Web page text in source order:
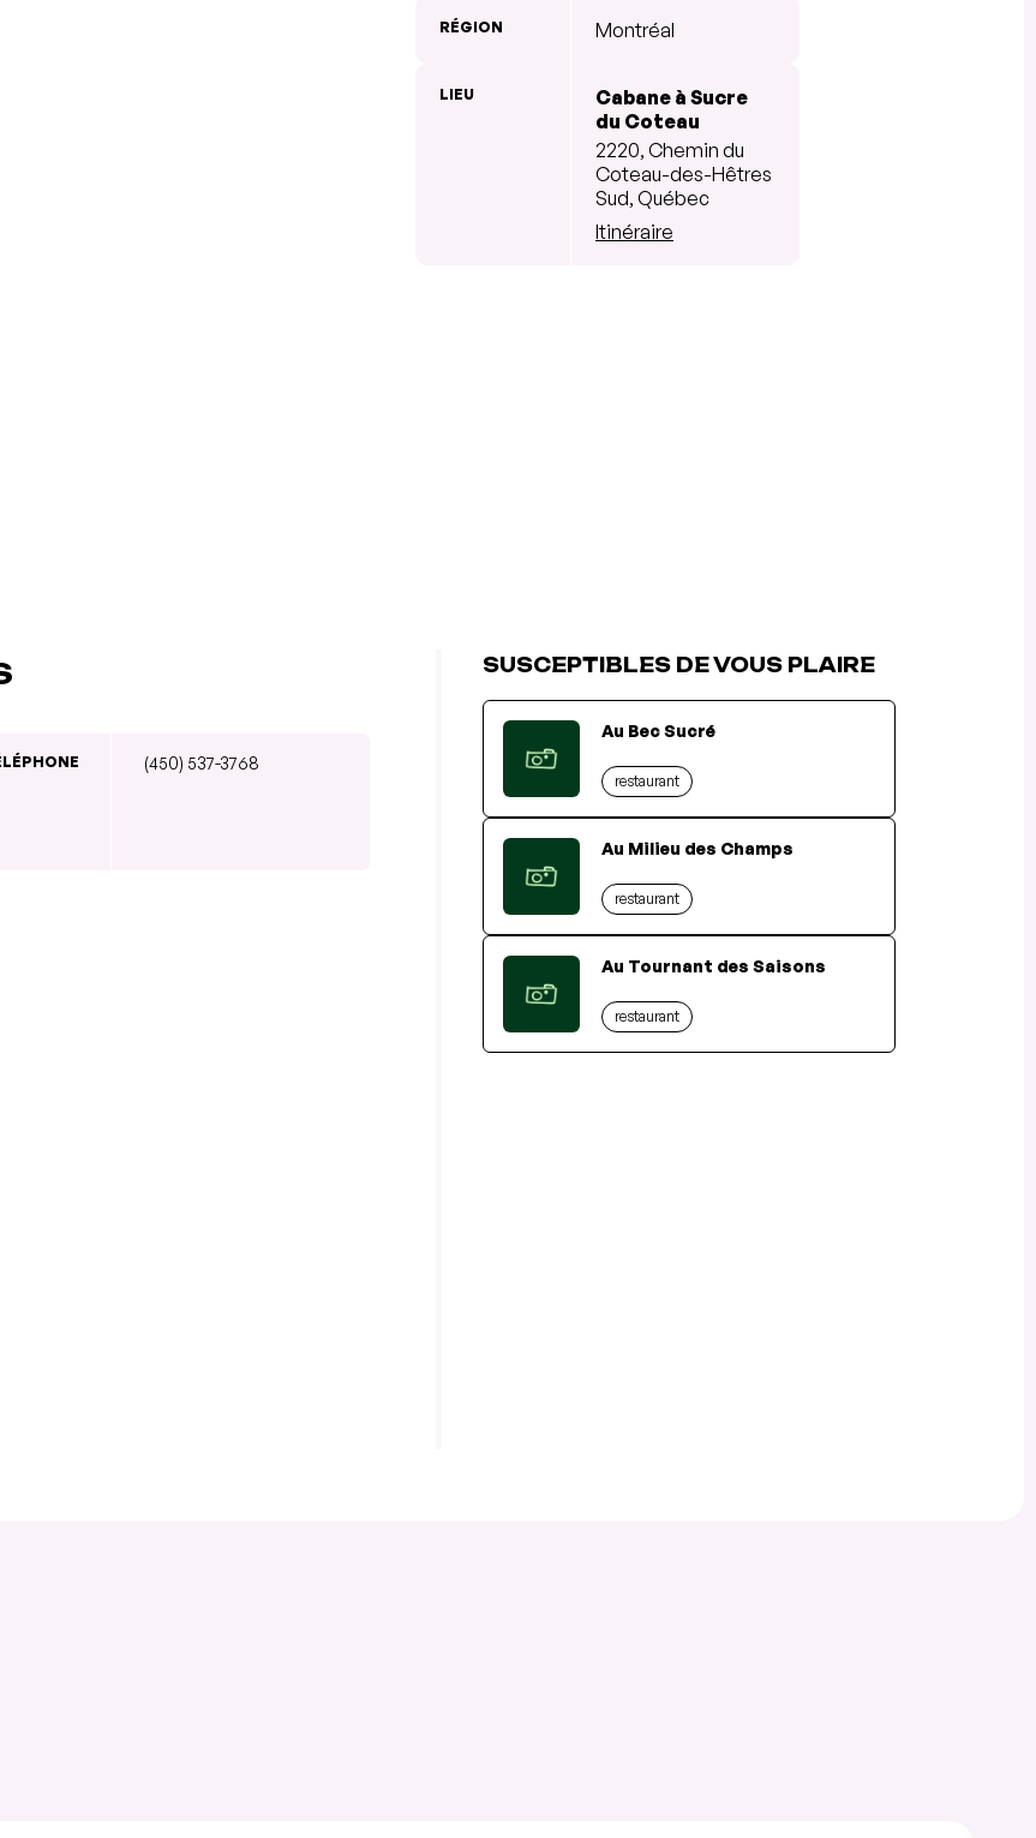
RÉGION Montréal
LIEU
Cabane à Sucre
du Coteau
2220, Chemin du
Coteau-des-Hêtres
Sud, Québec
Itinéraire
(450) 537-3768
SUSCEPTIBLES DE VOUS PLAIRE
Au Bec Sucré
restaurant
Au Milieu des Champs
restaurant
Au Tournant des Saisons
restaurant